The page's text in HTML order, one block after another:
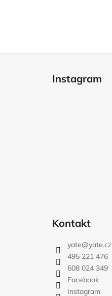
Instagram
Kontakt
yate@yate.cz
495 221 476
608 024 349
Facebook
Instagram